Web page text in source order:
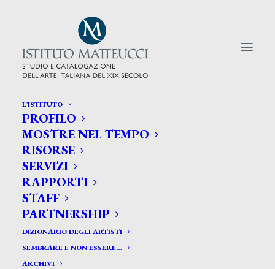
L’ISTITUTO
PROFILO
MOSTRE NEL TEMPO
RISORSE
SERVIZI
RAPPORTI
STAFF
PARTNERSHIP
DIZIONARIO DEGLI ARTISTI
SEMBRARE E NON ESSERE…
ARCHIVI
CERCA TRA GLI ARTISTI:
Search
for: